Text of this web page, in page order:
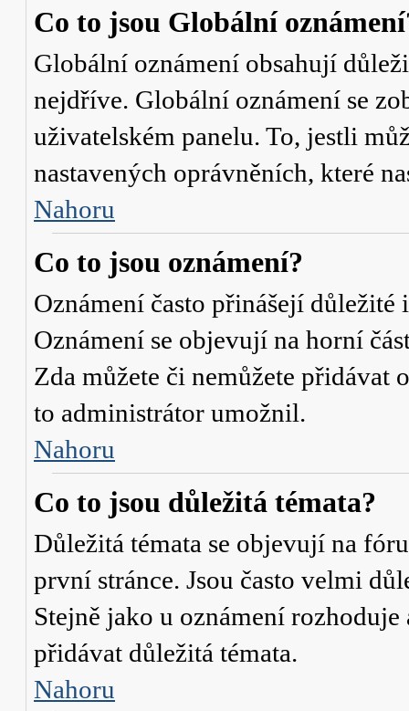
Co to jsou Globální
Globální oznámení obsahují
nejdříve. Globální oznámení se
uživatelském panelu. To, jestli
nastavených oprávněních, které
Nahoru
Co to jsou oznámení?
Oznámení často přinášejí
Oznámení se objevují na horní
Zda můžete či nemůžete přidávat
to administrátor umožnil.
Nahoru
Co to jsou důležitá témata?
Důležitá témata se objevují na
první stránce. Jsou často velmi
Stejně jako u oznámení
přidávat důležitá témata.
Nahoru